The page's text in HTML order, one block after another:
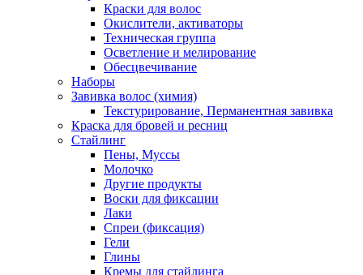
Краски для волос
Окислители, активаторы
Техническая группа
Осветление и мелирование
Обесцвечивание
Наборы
Завивка волос (химия)
Текстурирование, Перманентная завивка
Краска для бровей и ресниц
Стайлинг
Пены, Муссы
Молочко
Другие продукты
Воски для фиксации
Лаки
Спреи (фиксация)
Гели
Глины
Кремы для стайлинга